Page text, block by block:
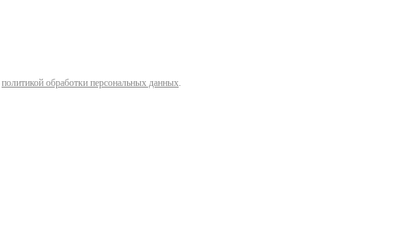
политикой обработки персональных данных.